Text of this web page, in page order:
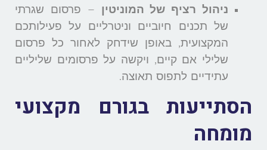
ניהול רציף של המוניטין – פרסום שגרתי
של תכנים חיוביים וניטרליים על פעילותכם
המקצועית, באופן שידחק לאחור כל פרסום
שלילי אם קיים, ויקשה על פרסומים שליליים
עתידיים לתפוס תאוצה.
הסתייעות בגורם מקצועי
מומחה